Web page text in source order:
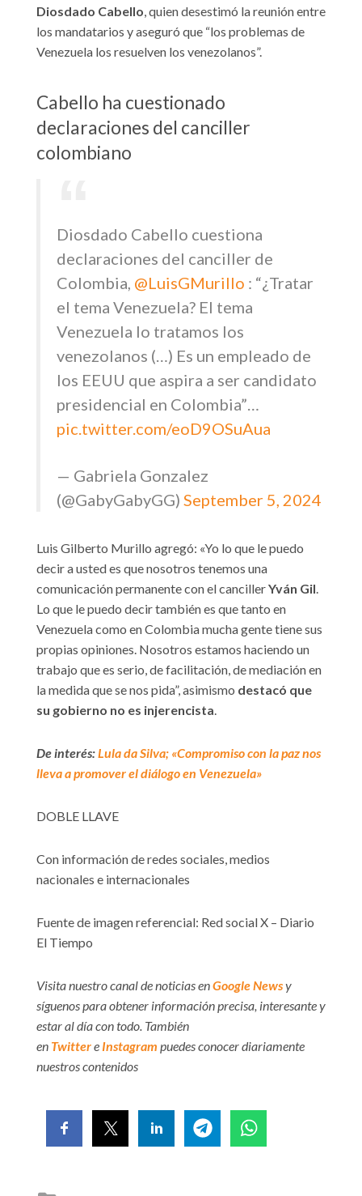
Diosdado Cabello, quien desestimó la reunión entre
los mandatarios y aseguró que “los problemas de
Venezuela los resuelven los venezolanos”.
Cabello ha cuestionado
declaraciones del canciller
colombiano
Diosdado Cabello cuestiona
declaraciones del canciller de
Colombia, @LuisGMurillo : “¿Tratar
el tema Venezuela? El tema
Venezuela lo tratamos los
venezolanos (…) Es un empleado de
los EEUU que aspira a ser candidato
presidencial en Colombia”…
pic.twitter.com/eoD9OSuAua
— Gabriela Gonzalez
(@GabyGabyGG) September 5, 2024
Luis Gilberto Murillo agregó: «Yo lo que le puedo
decir a usted es que nosotros tenemos una
comunicación permanente con el cancillerYván Gil
Lo que le puedo decir también es que tanto en
Venezuela como en Colombia mucha gente tiene sus
propias opiniones. Nosotros estamos haciendo un
trabajo que es serio, de facilitación, de mediación en
la medida que se nos pida”, asimismo destacó que
su gobierno no es injerencista
De interés:Lula da Silva; «Compromiso con la paz nos
lleva a promover el diálogo en Venezuela»
DOBLE LLAVE
Con información de redes sociales, medios
nacionales e internacionales
Fuente de imagen referencial: Red social X – Diario
El Tiempo
Visita nuestro canal de noticias enGoogle Newsy
síguenos para obtener información precisa, interesante y
estar al día con todo. También
en Twittere Instagram puedes conocer diariamente
nuestros contenidos